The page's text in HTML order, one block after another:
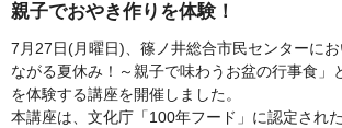
親子でおやき作りを体験！
7月27日(月曜日)、篠ノ井総合市民センターに
ながる夏休み！～親子で味わうお盆の行事食」
を体験する講座を開催しました。
本講座は、文化庁「100年フード」に認定され